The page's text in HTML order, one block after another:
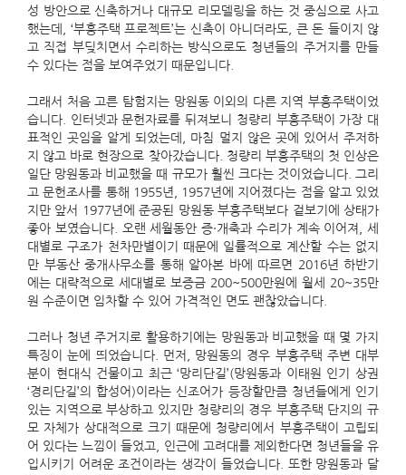
성 방안으로 신축하거나 대규모 리모델링을 하는 것 중심으로 사고
했는데, ‘부흥주택 프로젝트’는 신축이 아니더라도, 큰 돈 들이지 않
고 직접 부딪치면서 수리하는 방식으로도 청년들의 주거지를 만들
수 있다는 점을 보여주었기 때문입니다.
그래서 처음 고른 탐험지는 망원동 이외의 다른 지역 부흥주택이었
습니다. 인터넷과 문헌자료를 뒤져보니 청량리 부흥주택이 가장 대
표적인 곳임을 알게 되었는데, 마침 멀지 않은 곳에 있어서 주저하
지 않고 바로 현장으로 찾아갔습니다. 청량리 부흥주택의 첫 인상은
일단 망원동과 비교했을 때 규모가 훨씬 크다는 것이었습니다. 그리
고 문헌조사를 통해 1955년, 1957년에 지어졌다는 점을 알고 있었
지만 앞서 1977년에 준공된 망원동 부흥주택보다 겉보기에 상태가
좋아 보였습니다. 오랜 세월동안 증·개축과 수리가 계속 이어져, 세
대별로 구조가 천차만별이기 때문에 일률적으로 계산할 수는 없지
만 부동산 중개사무소를 통해 알아본 바에 따르면 2016년 하반기
에는 대략적으로 세대별로 보증금 200~500만원에 월세 20~35만
원 수준이면 임차할 수 있어 가격적인 면도 괜찮았습니다.
그러나 청년 주거지로 활용하기에는 망원동과 비교했을 때 몇 가지
특징이 눈에 띄었습니다. 먼저, 망원동의 경우 부흥주택 주변 대부
분이 현대식 건물이고 최근 ‘망리단길’(망원동과 이태원 인기 상권
‘경리단길’의 합성어)이라는 신조어가 등장할만큼 청년들에게 인기
있는 지역으로 부상하고 있지만 청량리의 경우 부흥주택 단지의 규
모 자체가 상대적으로 크기 때문에 청량리에서 부흥주택이 고립되
어 있다는 느낌이 들었고, 인근에 고려대를 제외한다면 청년들을 유
입시키기 어려운 조건이라는 생각이 들었습니다. 또한 망원동과 달